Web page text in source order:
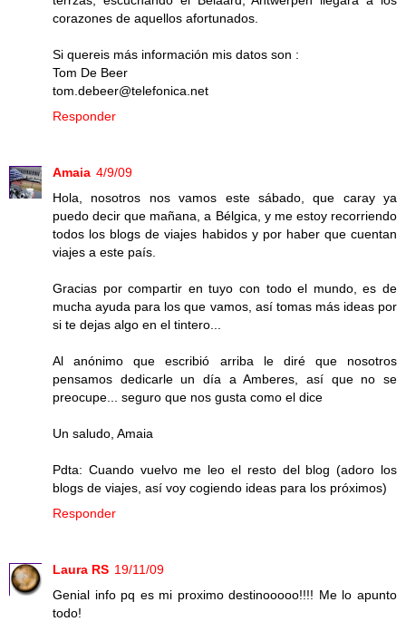
corazones de aquellos afortunados.
Si quereis más información mis datos son :
Tom De Beer
tom.debeer@telefonica.net
Responder
Amaia 4/9/09
Hola, nosotros nos vamos este sábado, que caray ya
puedo decir que mañana, a Bélgica, y me estoy recorriendo
todos los blogs de viajes habidos y por haber que cuentan
viajes a este país.
Gracias por compartir en tuyo con todo el mundo, es de
mucha ayuda para los que vamos, así tomas más ideas por
si te dejas algo en el tintero...
Al anónimo que escribió arriba le diré que nosotros
pensamos dedicarle un día a Amberes, así que no se
preocupe... seguro que nos gusta como el dice
Un saludo, Amaia
Pdta: Cuando vuelvo me leo el resto del blog (adoro los
blogs de viajes, así voy cogiendo ideas para los próximos)
Responder
Laura RS 19/11/09
Genial info pq es mi proximo destinooooo!!!! Me lo apunto
todo!